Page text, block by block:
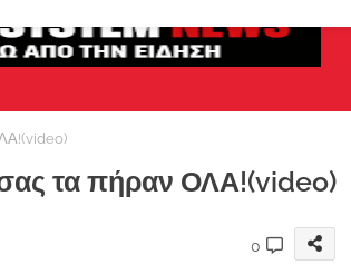
τα πήραν ΟΛΑ!(video)
0